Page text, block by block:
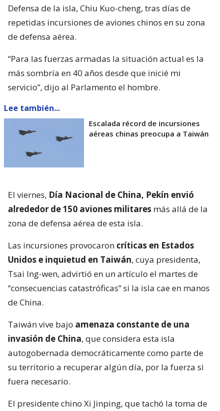
Defensa de la isla, Chiu Kuo-cheng, tras días de
repetidas incursiones de aviones chinos en su zona
de defensa aérea.
“Para las fuerzas armadas la situación actual es la
más sombría en 40 años desde que inicié mi
servicio”, dijo al Parlamento el hombre.
Lee también...
Escalada récord de incursiones
aéreas chinas preocupa a Taiwán
El viernes, Día Nacional de China, Pekín envió
alrededor de 150 aviones militares más allá de la
zona de defensa aérea de esta isla.
Las incursiones provocaron críticas en Estados
Unidos e inquietud en Taiwán, cuya presidenta,
Tsai Ing-wen, advirtió en un artículo el martes de
“consecuencias catastróficas” si la isla cae en manos
de China.
Taiwán vive bajo amenaza constante de una
invasión de China, que considera esta isla
autogobernada democráticamente como parte de
su territorio a recuperar algún día, por la fuerza si
fuera necesario.
El presidente chino Xi Jinping, que tachó la toma de